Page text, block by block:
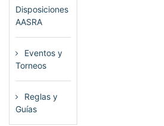
Disposiciones
AASRA
Eventos y
Torneos
Reglas y
Guías